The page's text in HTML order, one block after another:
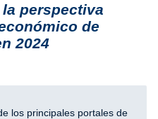
la perspectiva
de
2024
los principales portales de